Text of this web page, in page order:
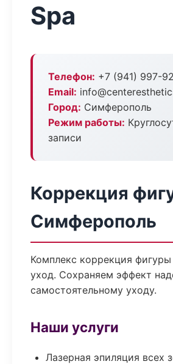
Spa
Телефон: +7 (941) 997-
Email:
Город: Симферополь
Режим работы:
записи
Коррекция
Симферополь
Комплекс коррекция
уход. Сохраняем эффект
самостоятельному уходу.
Наши услуги
Лазерная эпиляция всех